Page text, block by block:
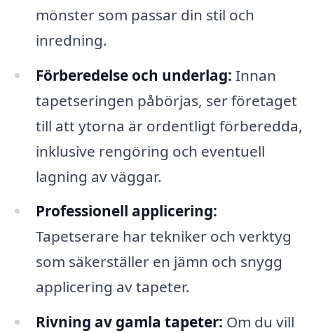
mönster som passar din stil och
inredning.
Förberedelse och underlag: Innan
tapetseringen påbörjas, ser företaget
till att ytorna är ordentligt förberedda,
inklusive rengöring och eventuell
lagning av väggar.
Professionell applicering:
Tapetserare har tekniker och verktyg
som säkerställer en jämn och snygg
applicering av tapeter.
Rivning av gamla tapeter: Om du vill